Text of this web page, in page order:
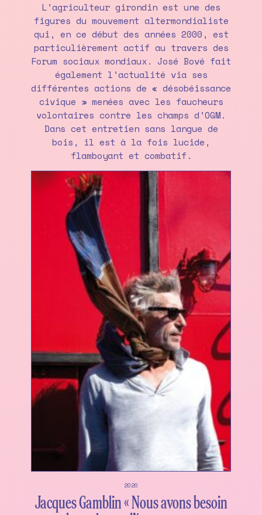
L’agriculteur girondin est une des
figures du mouvement altermondialiste
qui, en ce début des années 2000, est
particulièrement actif au travers des
Forum sociaux mondiaux. José Bové fait
également l’actualité via ses
différentes actions de « désobéissance
civique » menées avec les faucheurs
volontaires contre les champs d’OGM.
Dans cet entretien sans langue de
bois, il est à la fois lucide,
flamboyant et combatif.
2020
Jacques Gamblin « Nous avons besoin